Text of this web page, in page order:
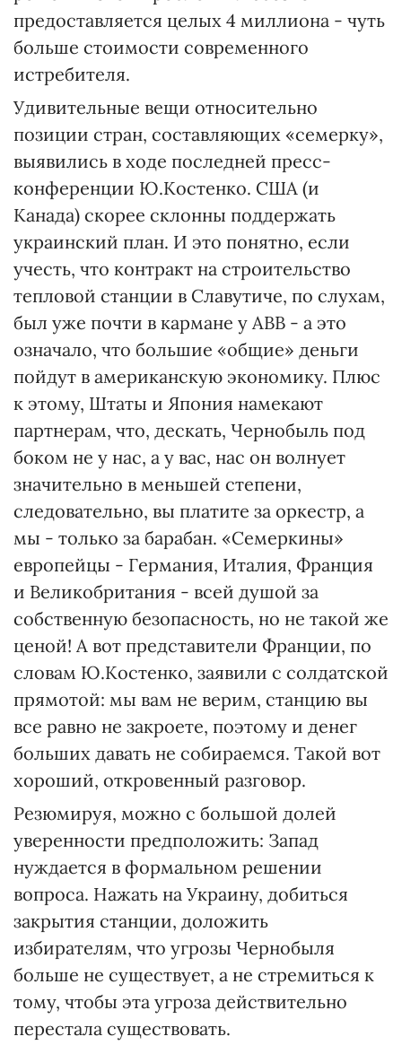
предоставляется целых 4 миллиона - чуть
больше стоимости современного
истребителя.
Удивительные вещи относительно
позиции стран, составляющих «семерку»,
выявились в ходе последней пресс-
конференции Ю.Костенко. США (и
Канада) скорее склонны поддержать
украинский план. И это понятно, если
учесть, что контракт на строительство
тепловой станции в Славутиче, по слухам,
был уже почти в кармане у АВВ - а это
означало, что большие «общие» деньги
пойдут в американскую экономику. Плюс
к этому, Штаты и Япония намекают
партнерам, что, дескать, Чернобыль под
боком не у нас, а у вас, нас он волнует
значительно в меньшей степени,
следовательно, вы платите за оркестр, а
мы - только за барабан. «Семеркины»
европейцы - Германия, Италия, Франция
и Великобритания - всей душой за
собственную безопасность, но не такой же
ценой! А вот представители Франции, по
словам Ю.Костенко, заявили с солдатской
прямотой: мы вам не верим, станцию вы
все равно не закроете, поэтому и денег
больших давать не собираемся. Такой вот
хороший, откровенный разговор.
Резюмируя, можно с большой долей
уверенности предположить: Запад
нуждается в формальном решении
вопроса. Нажать на Украину, добиться
закрытия станции, доложить
избирателям, что угрозы Чернобыля
больше не существует, а не стремиться к
тому, чтобы эта угроза действительно
перестала существовать.